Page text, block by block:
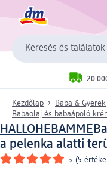
Keresés és találatok
20
Kezdőlap Baba & Gyerek
Babaolaj és babaápoló
HALLOHEBAMME
a pelenka alatti
5 (5